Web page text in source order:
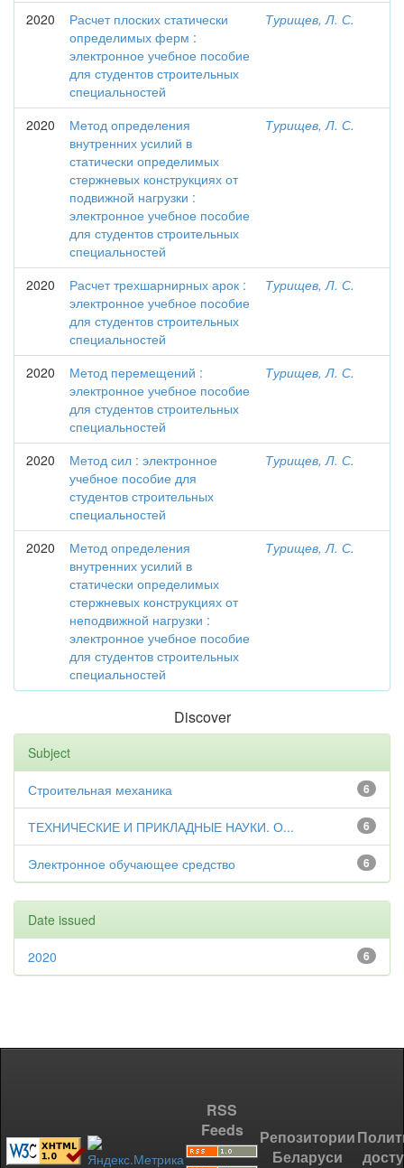
2020
Расчет плоских статически
определимых ферм :
электронное учебное пособие
для студентов строительных
специальностей
Турищев, Л. С.
2020
Метод определения
внутренних усилий в
статически определимых
стержневых конструкциях от
подвижной нагрузки :
электронное учебное пособие
для студентов строительных
специальностей
Турищев, Л. С.
2020
Расчет трехшарнирных арок :
электронное учебное пособие
для студентов строительных
специальностей
Турищев, Л. С.
2020
Метод перемещений :
электронное учебное пособие
для студентов строительных
специальностей
Турищев, Л. С.
2020
Метод сил : электронное
учебное пособие для
студентов строительных
специальностей
Турищев, Л. С.
2020
Метод определения
внутренних усилий в
статически определимых
стержневых конструкциях от
неподвижной нагрузки :
электронное учебное пособие
для студентов строительных
специальностей
Турищев, Л. С.
Discover
Subject
6
Строительная механика
6
ТЕХНИЧЕСКИЕ И ПРИКЛАДНЫЕ НАУКИ. О...
6
Электронное обучающее средство
Date issued
6
2020
RSS
Feeds
Репозитории
Беларуси